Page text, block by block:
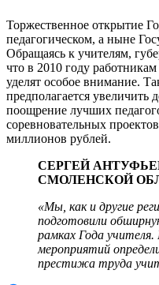
Торжественное открытие
педагогическом, а ныне
Обращаясь к учителям,
что в 2010 году
уделят особое внимание.
предполагается увеличить
поощрение лучших
соревновательных
миллионов рублей.
СЕРГЕЙ
СМОЛЕНСКОЙ
«Мы, как и другие
подготовили
рамках Года учителя.
мероприятий
престижа труда